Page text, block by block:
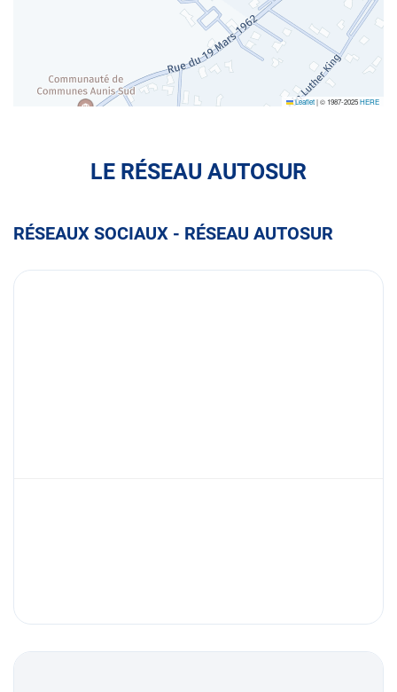
Leaflet|© 1987-2025HERE
LE RÉSEAU AUTOSUR
RÉSEAUX SOCIAUX - RÉSEAU AUTOSUR